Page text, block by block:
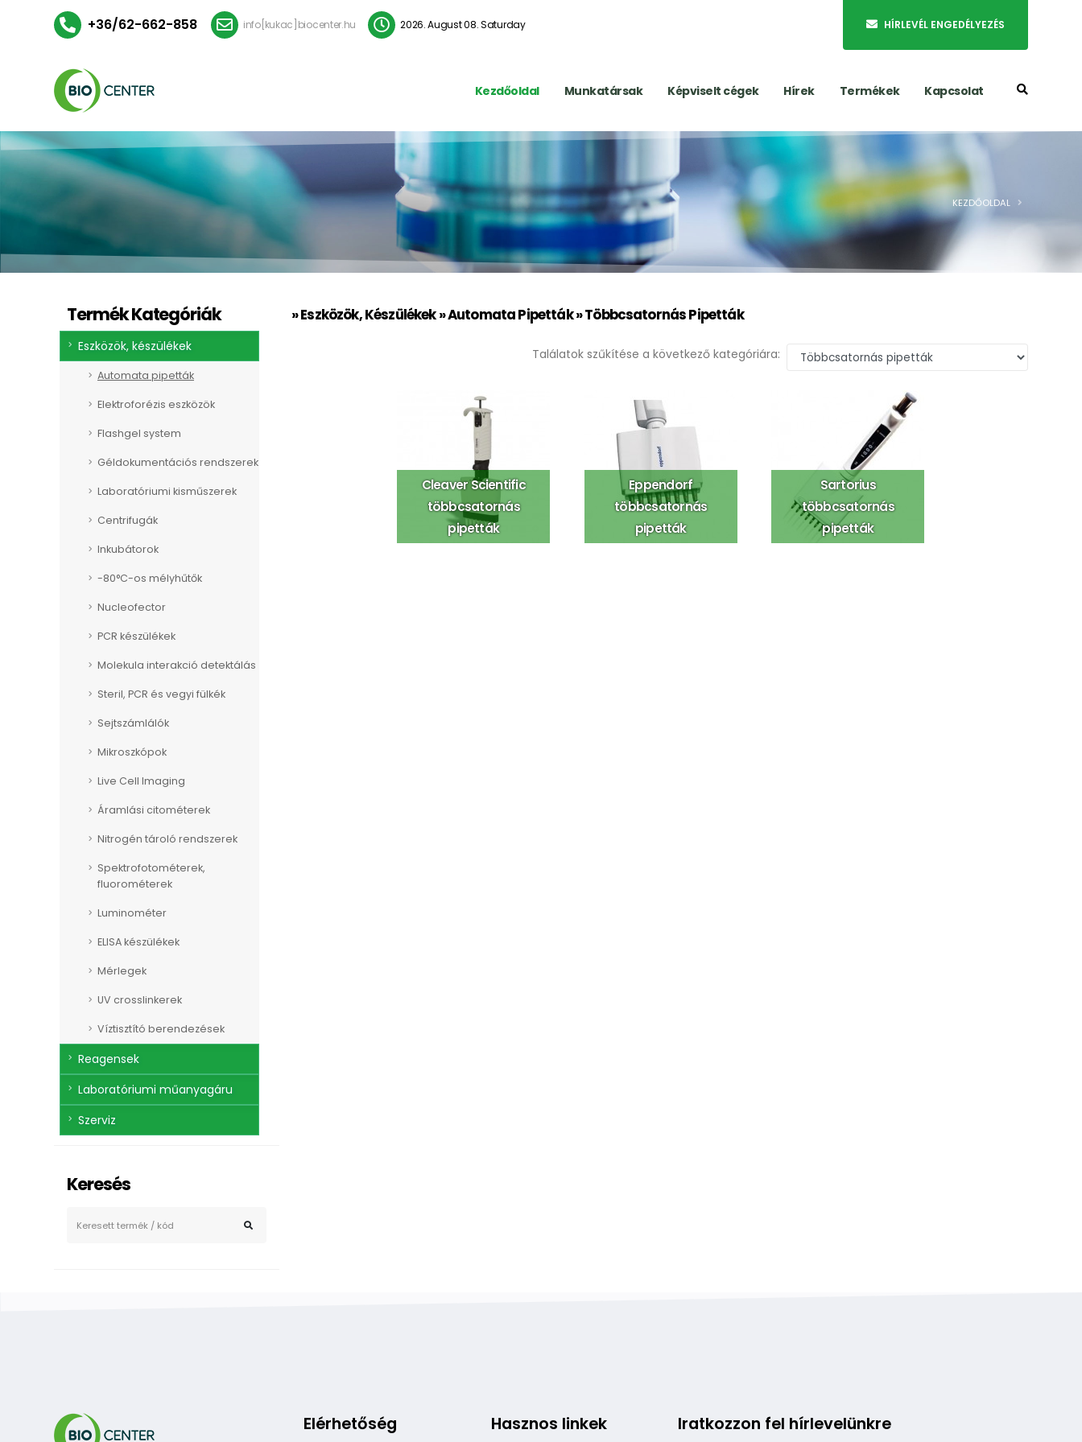
+36/62-662-858 info[kukac]biocenter.hu 2026. August 08. Saturday HÍRLEVÉL ENGEDÉLYEZÉS
Kezdőoldal Munkatársak Képviselt cégek Hírek Termékek Kapcsolat
KEZDŐOLDAL
Termék Kategóriák
Eszközök, készülékek
Automata pipetták
Elektroforézis eszközök
Flashgel system
Géldokumentációs rendszerek
Laboratóriumi kisműszerek
Centrifugák
Inkubátorok
-80°C-os mélyhűtők
Nucleofector
PCR készülékek
Molekula interakció detektálás
Steril, PCR és vegyi fülkék
Sejtszámlálók
Mikroszkópok
Live Cell Imaging
Áramlási citométerek
Nitrogén tároló rendszerek
Spektrofotométerek,
fluorométerek
Luminométer
ELISA készülékek
Mérlegek
UV crosslinkerek
Víztisztító berendezések
Reagensek
Laboratóriumi műanyagáru
Szerviz
Keresés
» Eszközök, Készülékek » Automata Pipetták » Többcsatornás Pipetták
Találatok szűkítése a következő kategóriára:
Cleaver Scientific
többcsatornás
pipetták
Eppendorf
többcsatornás
pipetták
Sartorius
többcsatornás
pipetták
Elérhetőség Hasznos linkek Iratkozzon fel hírlevelünkre